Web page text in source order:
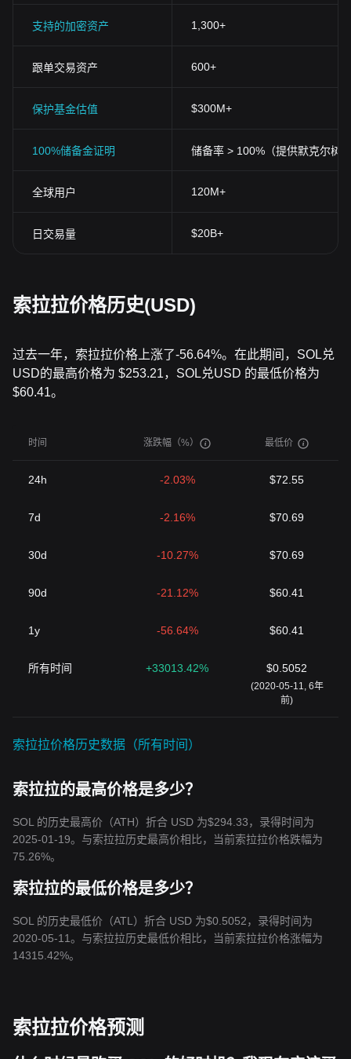
支持的加密资产 1,300+
跟单交易资产 600+
保护基金估值 $300M+
100%储备金证明 储备率 > 100%（提供默克尔树
全球用户 120M+
日交易量 $20B+
索拉拉价格历史(USD)
过去一年，索拉拉价格上涨了-56.64%。在此期间，SOL兑
USD的最高价格为 $253.21，SOL兑USD 的最低价格为
$60.41。
时间 涨跌幅（%） 最低价
24h -2.03% $72.55
7d -2.16% $70.69
30d -10.27% $70.69
90d -21.12% $60.41
1y -56.64% $60.41
所有时间 +33013.42% $0.5052
(2020-05-11, 6年
前)
索拉拉价格历史数据（所有时间）
索拉拉的最高价格是多少？
SOL 的历史最高价（ATH）折合 USD 为$294.33，录得时间为
2025-01-19。与索拉拉历史最高价相比，当前索拉拉价格跌幅为
75.26%。
索拉拉的最低价格是多少？
SOL 的历史最低价（ATL）折合 USD 为$0.5052，录得时间为
2020-05-11。与索拉拉历史最低价相比，当前索拉拉价格涨幅为
14315.42%。
索拉拉价格预测